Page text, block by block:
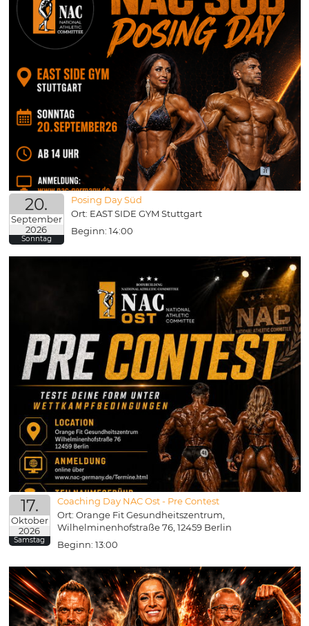
20.
September
2026
Sonntag
Posing Day Süd
Ort: EAST SIDE GYM Stuttgart
Beginn: 14:00
17.
Oktober
2026
Samstag
Coaching Day NAC Ost - Pre Contest
Ort: Orange Fit Gesundheitszentrum,
Wilhelminenhofstraße 76, 12459 Berlin
Beginn: 13:00